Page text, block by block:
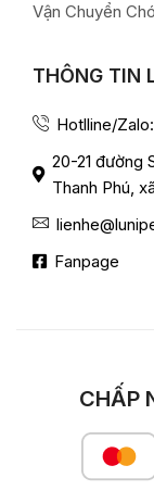
Vận Chuyển
THÔNG TIN
Hotlline/
20-21 đường
Thanh Phú,
Fanpage
CHẤP